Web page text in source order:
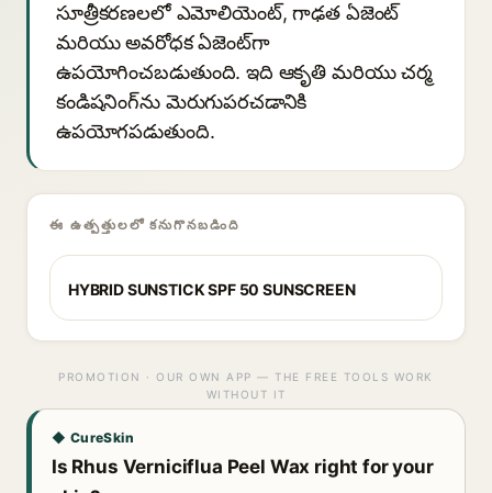
సూత్రీకరణలలో ఎమోలియెంట్, గాఢత ఏజెంట్
మరియు అవరోధక ఏజెంట్‌గా
ఉపయోగించబడుతుంది. ఇది ఆకృతి మరియు చర్మ
కండిషనింగ్‌ను మెరుగుపరచడానికి
ఉపయోగపడుతుంది.
ఈ ఉత్పత్తులలో కనుగొనబడింది
HYBRID SUNSTICK SPF 50 SUNSCREEN
PROMOTION · OUR OWN APP — THE FREE TOOLS WORK
WITHOUT IT
◆ CureSkin
Is Rhus Verniciflua Peel Wax right for your